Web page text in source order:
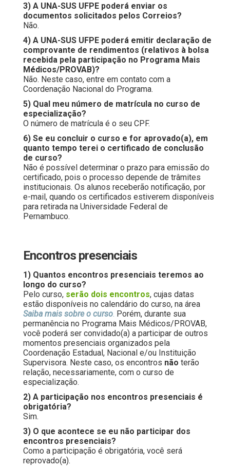
3) A UNA-SUS UFPE poderá enviar os
documentos solicitados pelos Correios?
Não.
4) A UNA-SUS UFPE poderá emitir declaração de
comprovante de rendimentos (relativos à bolsa
recebida pela participação no Programa Mais
Médicos/PROVAB)?
Não. Neste caso, entre em contato com a
Coordenação Nacional do Programa.
5) Qual meu número de matrícula no curso de
especialização?
O número de matrícula é o seu CPF.
6) Se eu concluir o curso e for aprovado(a), em
quanto tempo terei o certificado de conclusão
de curso?
Não é possível determinar o prazo para emissão do
certificado, pois o processo depende de trâmites
institucionais. Os alunos receberão notificação, por
e-mail, quando os certificados estiverem disponíveis
para retirada na Universidade Federal de
Pernambuco.
Encontros presenciais
1) Quantos encontros presenciais teremos ao
longo do curso?
Pelo curso, serão dois encontros, cujas datas
estão disponíveis no calendário do curso, na área
Saiba mais sobre o curso Porém, durante sua
permanência no Programa Mais Médicos/PROVAB,
você poderá ser convidado(a) a participar de outros
momentos presenciais organizados pela
Coordenação Estadual, Nacional e/ou Instituição
Supervisora. Neste caso, os encontros não terão
relação, necessariamente, com o curso de
especialização.
2) A participação nos encontros presenciais é
obrigatória?
Sim.
3) O que acontece se eu não participar dos
encontros presenciais?
Como a participação é obrigatória, você será
reprovado(a).